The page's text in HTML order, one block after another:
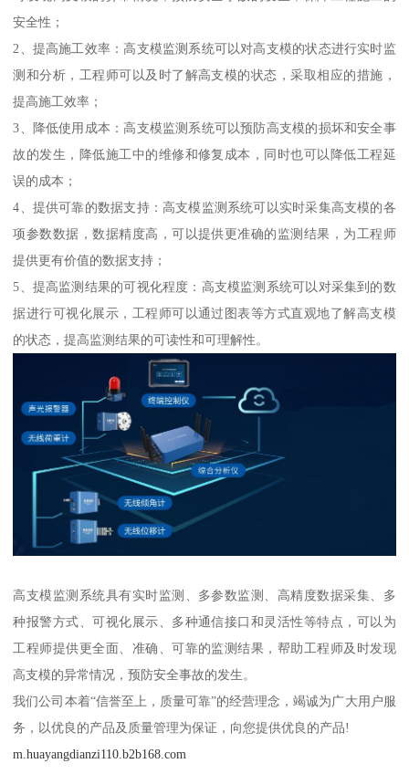
安全性；
2、提高施工效率：高支模监测系统可以对高支模的状态进行实时监
测和分析，工程师可以及时了解高支模的状态，采取相应的措施，
提高施工效率；
3、降低使用成本：高支模监测系统可以预防高支模的损坏和安全事
故的发生，降低施工中的维修和修复成本，同时也可以降低工程延
误的成本；
4、提供可靠的数据支持：高支模监测系统可以实时采集高支模的各
项参数数据，数据精度高，可以提供更准确的监测结果，为工程师
提供更有价值的数据支持；
5、提高监测结果的可视化程度：高支模监测系统可以对采集到的数
据进行可视化展示，工程师可以通过图表等方式直观地了解高支模
的状态，提高监测结果的可读性和可理解性。
高支模监测系统具有实时监测、多参数监测、高精度数据采集、多
种报警方式、可视化展示、多种通信接口和灵活性等特点，可以为
工程师提供更全面、准确、可靠的监测结果，帮助工程师及时发现
高支模的异常情况，预防安全事故的发生。
我们公司本着“信誉至上，质量可靠”的经营理念，竭诚为广大用户服
务，以优良的产品及质量管理为保证，向您提供优良的产品!
m.huayangdianzi110.b2b168.com